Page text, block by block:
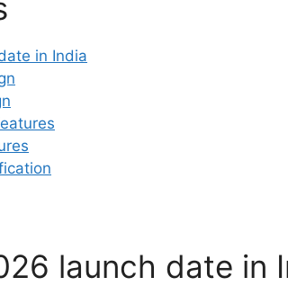
in India
launch date in